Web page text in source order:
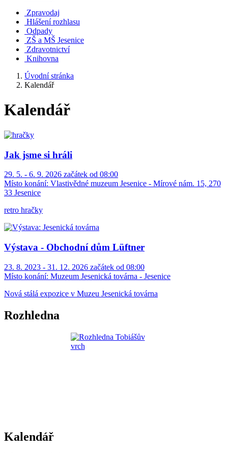
Zpravodaj
Hlášení rozhlasu
Odpady
ZŠ a MŠ Jesenice
Zdravotnictví
Knihovna
Úvodní stránka
Kalendář
Kalendář
Jak jsme si hráli
29. 5. - 6. 9. 2026 začátek od 08:00
Místo konání: Vlastivědné muzeum Jesenice - Mírové nám. 15, 270
33 Jesenice
retro hračky
Výstava - Obchodní dům Lüftner
23. 8. 2023 - 31. 12. 2026 začátek od 08:00
Místo konání: Muzeum Jesenická továrna - Jesenice
Nová stálá expozice v Muzeu Jesenická továrna
Rozhledna
Kalendář